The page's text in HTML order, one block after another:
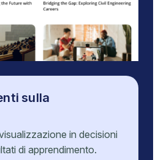
sulla
in decisioni
di apprendimento.